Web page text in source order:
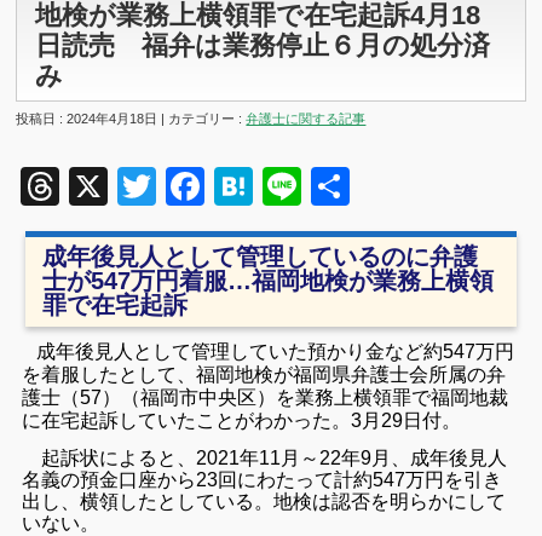
地検が業務上横領罪で在宅起訴4月18
日読売 福弁は業務停止６月の処分済
み
投稿日 : 2024年4月18日 | カテゴリー :弁護士に関する記事
Threads
X TwitterFacebook
Hatena
Line
有
成年後見人として管理しているのに弁護
士が547万円着服…福岡地検が業務上横領
罪で在宅起訴
成年後見人として管理していた預かり金など約547万円
を着服したとして、福岡地検が福岡県弁護士会所属の弁
護士（57）（福岡市中央区）を業務上横領罪で福岡地裁
に在宅起訴していたことがわかった。3月29日付。
起訴状によると、2021年11月～22年9月、成年後見人
名義の預金口座から23回にわたって計約547万円を引き
出し、横領したとしている。地検は認否を明らかにして
いない。